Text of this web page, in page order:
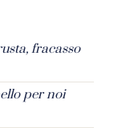
fracasso
per noi